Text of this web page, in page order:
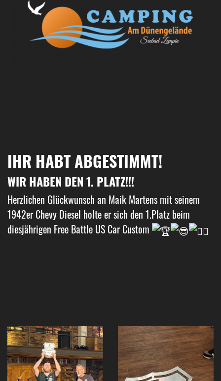
IHR HABT ABGESTIMMT!
WIR HABEN DEN 1. PLATZ!!!
Herzlichen Glückwunsch an Maik Martens mit seinem
1942er Chevy Diesel holte er sich den 1.Platz beim
diesjährigen Free Battle US Car Custom